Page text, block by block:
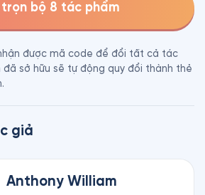
trọn bộ 8 tác phẩm
được mã code để đổi tất cả tác
sở hữu sẽ tự động quy đổi thành thẻ
giả
Anthony William